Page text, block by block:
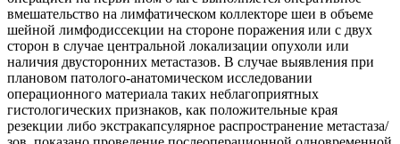
вмешательство на лимфатическом коллекторе шеи в объеме
шейной лимфодиссекции на стороне поражения или с двух
сторон в случае центральной локализации опухоли или
наличия двусторонних метастазов. В случае выявления при
плановом патолого-анатомическом исследовании
операционного материала таких неблагоприятных
гистологических признаков, как положительные края
резекции либо экстракапсулярное распространение метастаза/